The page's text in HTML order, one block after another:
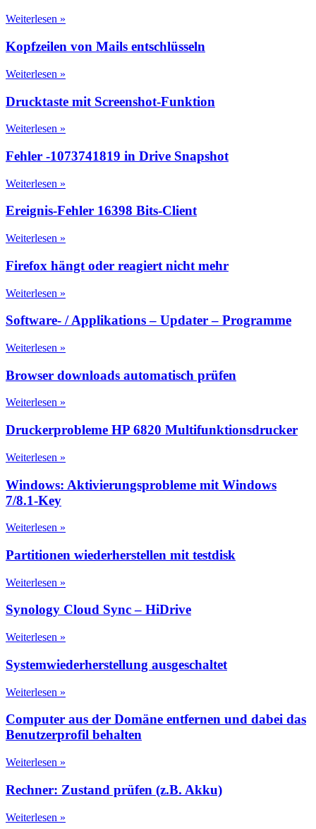
Weiterlesen »
Kopfzeilen von Mails entschlüsseln
Weiterlesen »
Drucktaste mit Screenshot-Funktion
Weiterlesen »
Fehler -1073741819 in Drive Snapshot
Weiterlesen »
Ereignis-Fehler 16398 Bits-Client
Weiterlesen »
Firefox hängt oder reagiert nicht mehr
Weiterlesen »
Software- / Applikations – Updater – Programme
Weiterlesen »
Browser downloads automatisch prüfen
Weiterlesen »
Druckerprobleme HP 6820 Multifunktionsdrucker
Weiterlesen »
Windows: Aktivierungsprobleme mit Windows
7/8.1-Key
Weiterlesen »
Partitionen wiederherstellen mit testdisk
Weiterlesen »
Synology Cloud Sync – HiDrive
Weiterlesen »
Systemwiederherstellung ausgeschaltet
Weiterlesen »
Computer aus der Domäne entfernen und dabei das
Benutzerprofil behalten
Weiterlesen »
Rechner: Zustand prüfen (z.B. Akku)
Weiterlesen »